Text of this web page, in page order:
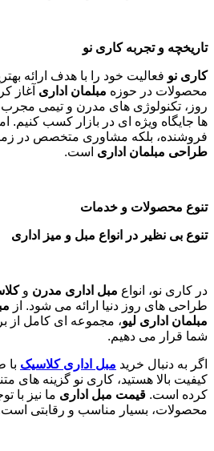
تاریخچه و تجربه کاری نو
کاری نو فعالیت خود را با هدف ارائه
محصولات در حوزه مبلمان اداری آغاز
روز، تکنولوژی های مدرن و تیمی
ها جایگاه ویژه ای در بازار کسب کنیم.
فروشنده، بلکه مشاوری متخصص در
طراحی مبلمان اداری است.
تنوع محصولات و خدمات
تنوع بی نظیر در انواع مبل و میز اداری
در کاری نو، انواع مبل اداری مدرن و
طراحی های روز دنیا ارائه می شود. از
مبلمان اداری لیو، مجموعه ای کامل از
شما قرار می دهیم.
اگر به دنبال خرید مبل اداری کلاسیک با
کیفیت بالا هستید، کاری نو گزینه های
کرده است. قیمت مبل اداری ما نیز با
محصولات، بسیار مناسب و رقابتی